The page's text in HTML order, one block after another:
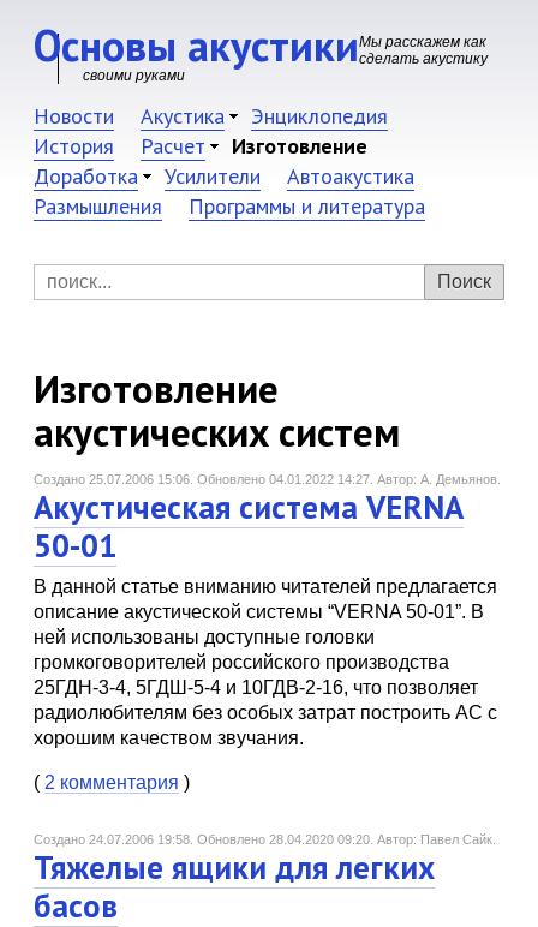
Основы акустикиМы расскажем как
сделать акустику
своими руками
Новости Акустика
Энциклопедия
История
Расчет
Изготовление
Доработка
Усилители
Автоакустика
Размышления
Программы и литература
Изготовление
акустических систем
Создано 25.07.2006 15:06. Обновлено 04.01.2022 14:27. Автор: А. Демьянов.
Акустическая система VERNA
50-01
В данной статье вниманию читателей предлагается
описание акустической системы “VERNA 50-01”. В
ней использованы доступные головки
громкоговорителей российского производства
25ГДН-3-4, 5ГДШ-5-4 и 10ГДВ-2-16, что позволяет
радиолюбителям без особых затрат построить АС с
хорошим качеством звучания.
( 2 комментария )
Создано 24.07.2006 19:58. Обновлено 28.04.2020 09:20. Автор: Павел Сайк.
Тяжелые ящики для легких
басов